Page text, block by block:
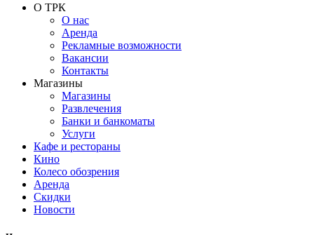
О ТРК
О нас
Аренда
Рекламные возможности
Вакансии
Контакты
Магазины
Магазины
Развлечения
Банки и банкоматы
Услуги
Кафе и рестораны
Кино
Колесо обозрения
Аренда
Скидки
Новости